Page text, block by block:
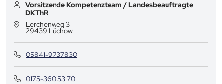
Vorsitzende Kompetenzteam / Landesbeauftragte
DKThR
Lerchenweg 3
29439 Lüchow
05841-9737830
0175-360 53 70